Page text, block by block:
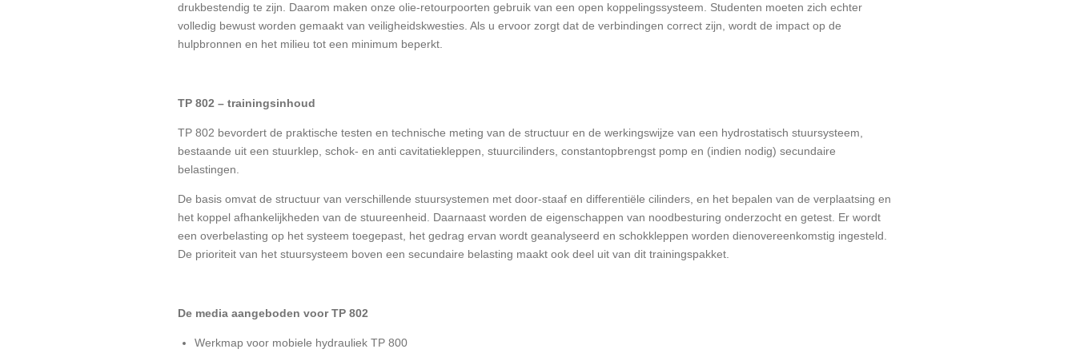
drukbestendig te zijn. Daarom maken onze olie-retourpoorten gebruik van een open koppelingssysteem. Studenten moeten zich echter
volledig bewust worden gemaakt van veiligheidskwesties. Als u ervoor zorgt dat de verbindingen correct zijn, wordt de impact op de
hulpbronnen en het milieu tot een minimum beperkt.
TP 802 – trainingsinhoud
TP 802 bevordert de praktische testen en technische meting van de structuur en de werkingswijze van een hydrostatisch stuursysteem,
bestaande uit een stuurklep, schok- en anti cavitatiekleppen, stuurcilinders, constantopbrengst pomp en (indien nodig) secundaire
belastingen.
De basis omvat de structuur van verschillende stuursystemen met door-staaf en differentiële cilinders, en het bepalen van de verplaatsing en
het koppel afhankelijkheden van de stuureenheid. Daarnaast worden de eigenschappen van noodbesturing onderzocht en getest. Er wordt
een overbelasting op het systeem toegepast, het gedrag ervan wordt geanalyseerd en schokkleppen worden dienovereenkomstig ingesteld.
De prioriteit van het stuursysteem boven een secundaire belasting maakt ook deel uit van dit trainingspakket.
De media aangeboden voor TP 802
Werkmap voor mobiele hydrauliek TP 800